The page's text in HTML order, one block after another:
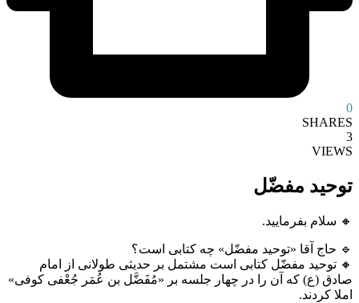
0
SHARES
3
VIEWS
توحید مفضّل
🔸 سلام بفرمایید.
🔹 حاج آقا «توحید مفضّل» چه کتابی است؟
🔸 توحید مفضّل کتابی است مشتمل بر حدیثی طولانی از امام
صادق (ع) که آن را در چهار جلسه بر «مُفَضَّل بن عُمَر جُعْفی کوفی»
املا کردند.